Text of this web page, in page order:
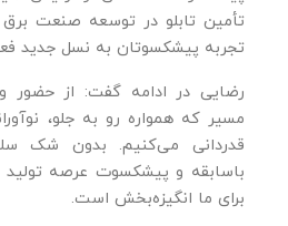
تأمین تابلو در توسعه صنعت
تجربه پیشکسوتان به نسل جدید
رضایی در ادامه گفت: از حضور
مسیر که همواره رو به جلو،
قدردانی می‌کنیم. بدون شک
باسابقه و پیشکسوت عرصه
برای ما انگیزه‌بخش است.